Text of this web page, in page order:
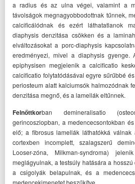
a radius és az ulna végei, valamint a
távolságok megnagyobbodottnak tűnnek,
calcificálódnak és ezért láthatatlanok
diaphysis denzitása csökken és a
elváltozásokat a porc-diaphysis
eredményezi, mivel a diaphysis gyenge.
epiphysisen megjelenik a calcificatio
calcificatio folytatódásával egyre sűrűbbé
periosteum alatt kalciumsók halmozódnak
denzitása megnő, és a lamellák eltűnnek.
Felnőttkorban demineralisatio
gerincoszlopban, a medencecsontokban
elő; a fibrosus lamellák láthatókká válnak
cortexben incomplett, szalagszerű
Looser-zóna, Milkman-syndroma)
meglágyulnak, a testsúly hatására a
a csigolyák belapulnak, és a
medencekimenetet beszűkítve.